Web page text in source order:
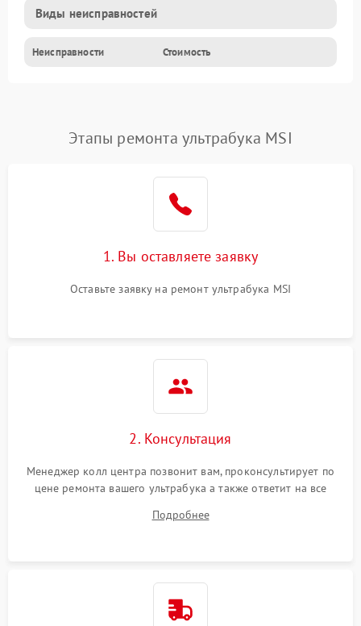
Виды неисправностей
Неисправности Стоимость
Этапы ремонта ультрабука MSI
1. Вы оставляете заявку
Оставьте заявку на ремонт ультрабука MSI
2. Консультация
Менеджер колл центра позвонит вам, проконсультирует по
цене ремонта вашего ультрабука а также ответит на все
Подробнее